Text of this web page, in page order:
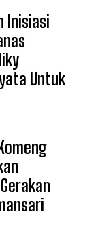
Inisiasi
Untuk